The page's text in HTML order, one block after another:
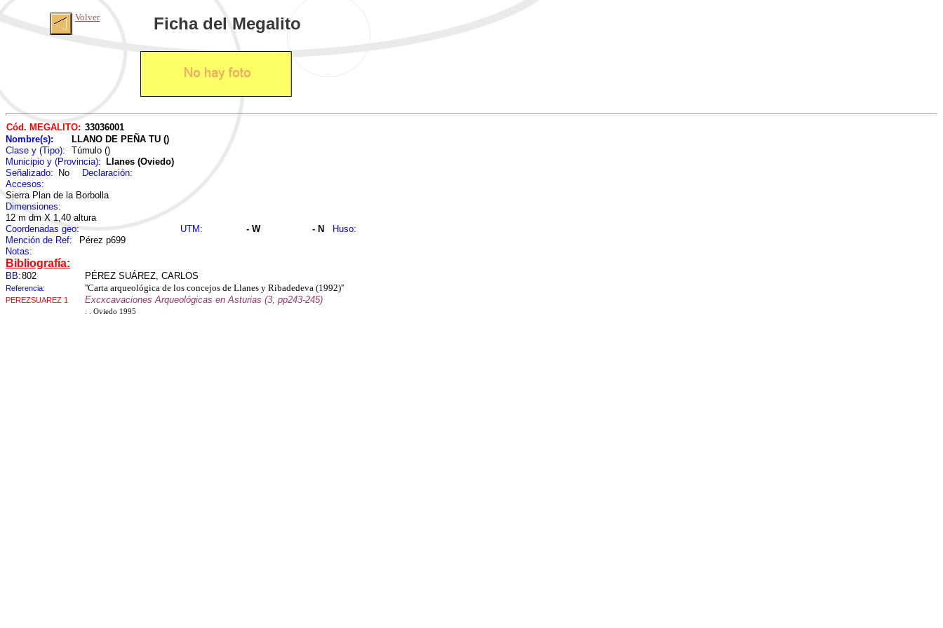
Volver Ficha del Megalito
Cód. MEGALITO: 33036001
Nombre(s):
LLANO DE PEÑA TU ()
Clase y (Tipo):
Túmulo ()
Municipio y (Provincia):
Llanes (Oviedo)
Señalizado:
No
Declaración:
Accesos:
Sierra Plan de la Borbolla
Dimensiones:
12 m dm X 1,40 altura
Coordenadas geo:
UTM: - W - N
Huso:
Mención de Ref:
Pérez p699
Notas:
Bibliografía:
BB:802 PÉREZ SUÁREZ, CARLOS
Referencia: ''Carta arqueológica de los concejos de Llanes y Ribadedeva (1992)''
PEREZSUAREZ 1 Excxcavaciones Arqueológicas en Asturias (3, pp243-245)
. . Oviedo 1995